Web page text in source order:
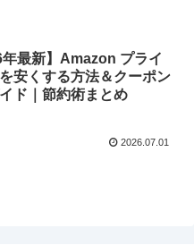
年最新】Amazon プライ
安くする方法＆クーポン
ド｜節約術まとめ
2026.07.01